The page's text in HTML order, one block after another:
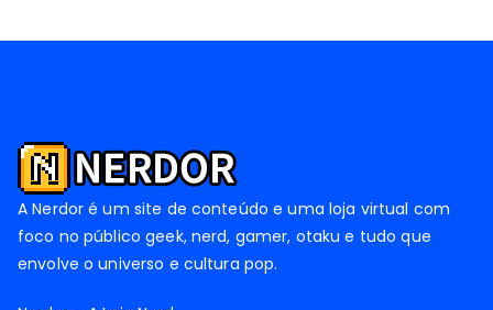
A Nerdor é um site de conteúdo e uma loja virtual com
foco no público geek, nerd, gamer, otaku e tudo que
envolve o universo e cultura pop.